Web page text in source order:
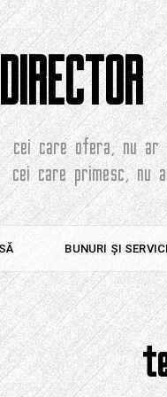
cei care ofera, nu ar
cei care primesc, nu
BUNURI ȘI